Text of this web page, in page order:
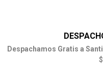
Despachamos Gratis a